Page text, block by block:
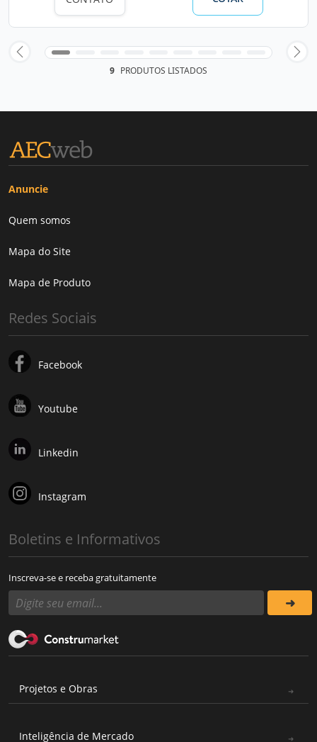
9 PRODUTOS LISTADOS
Anuncie
Quem somos
Mapa do Site
Mapa de Produto
Redes Sociais
Facebook
Youtube
Linkedin
Instagram
Boletins e Informativos
Inscreva-se e receba gratuitamente
Projetos e Obras
Inteligência de Mercado